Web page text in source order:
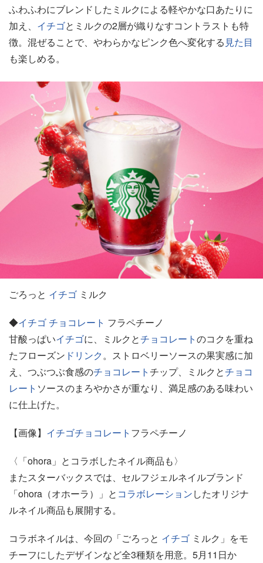
ふわふわにブレンドしたミルクによる軽やかな口あたりに
加え、 イチゴとミルクの2層が織りなすコントラストも特
徴。混ぜることで、やわらかなピンク色へ変化する 見た目
も楽しめる。
ごろっと イチゴ ミルク
◆イチゴチョコレート フラペチーノ
甘酸っぱいイチゴに、ミルクとチョコレートのコクを重ね
たフローズン ドリンク。ストロベリーソースの果実感に加
え、つぶつぶ食感のチョコレートチップ、ミルクとチョコ
レート ソースのまろやかさが重なり、満足感のある味わい
に仕上げた。
【画像】 イチゴチョコレート フラペチーノ
〈「ohora」とコラボしたネイル商品も〉
またスターバックスでは、セルフジェルネイルブランド
「ohora（オホーラ）」と コラボレーションしたオリジナ
ルネイル商品も展開する。
コラボネイルは、今回の「ごろっと イチゴ ミルク」をモ
チーフにしたデザインなど全3種類を用意。5月11日か